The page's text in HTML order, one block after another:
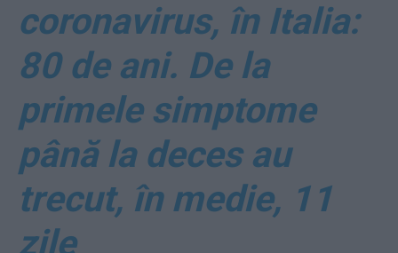
coronavirus, în Italia:
80 de ani. De la
primele simptome
până la deces au
trecut, în medie, 11
zile